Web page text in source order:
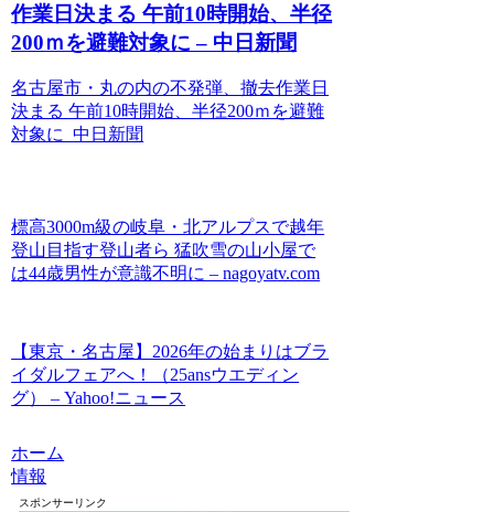
作業日決まる 午前10時開始、半径
200ｍを避難対象に – 中日新聞
名古屋市・丸の内の不発弾、撤去作業日
決まる 午前10時開始、半径200ｍを避難
対象に 中日新聞
標高3000m級の岐阜・北アルプスで越年
登山目指す登山者ら 猛吹雪の山小屋で
は44歳男性が意識不明に – nagoyatv.com
【東京・名古屋】2026年の始まりはブラ
イダルフェアへ！（25ansウエディン
グ） – Yahoo!ニュース
ホーム
情報
スポンサーリンク